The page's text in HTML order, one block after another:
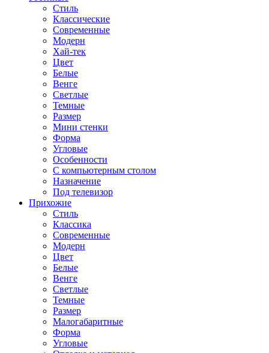
Стиль
Классические
Современные
Модерн
Хай-тек
Цвет
Белые
Венге
Светлые
Темные
Размер
Мини стенки
Форма
Угловые
Особенности
С компьютерным столом
Назначение
Под телевизор
Прихожие
Стиль
Классика
Современные
Модерн
Цвет
Белые
Венге
Светлые
Темные
Размер
Малогабаритные
Форма
Угловые